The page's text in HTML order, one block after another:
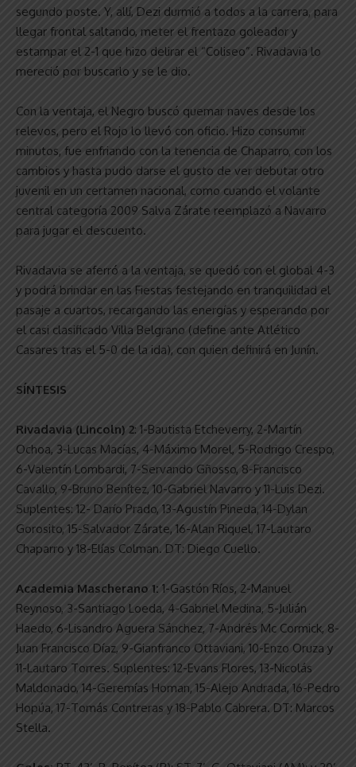
segundo poste. Y, allí, Dezi durmió a todos a la carrera, para
llegar frontal saltando, meter el frentazo goleador y
estampar el 2-1 que hizo delirar el “Coliseo”. Rivadavia lo
mereció por buscarlo y se le dio.
Con la ventaja, el Negro buscó quemar naves desde los
relevos, pero el Rojo lo llevó con oficio. Hizo consumir
minutos, fue enfriando con la tenencia de Chaparro, con los
cambios y hasta pudo darse el gusto de ver debutar otro
juvenil en un certamen nacional, como cuando el volante
central categoría 2009 Salva Zárate reemplazó a Navarro
para jugar el descuento.
Rivadavia se aferró a la ventaja, se quedó con el global 4-3
y podrá brindar en las Fiestas festejando en tranquilidad el
pasaje a cuartos, recargando las energías y esperando por
el casi clasificado Villa Belgrano (define ante Atlético
Casares tras el 5-0 de la ida), con quien definirá en Junín.
SÍNTESIS
Rivadavia (Lincoln) 2: 1-Bautista Etcheverry, 2-Martín
Ochoa, 3-Lucas Macías, 4-Máximo Morel, 5-Rodrigo Crespo,
6-Valentín Lombardi, 7-Servando Gñosso, 8-Francisco
Cavallo, 9-Bruno Benítez, 10-Gabriel Navarro y 11-Luis Dezi.
Suplentes: 12- Darío Prado, 13-Agustín Pineda, 14-Dylan
Gorosito, 15-Salvador Zárate, 16-Alan Riquel, 17-Lautaro
Chaparro y 18-Elías Colman. DT: Diego Cuello.
Academia Mascherano 1: 1-Gastón Ríos, 2-Manuel
Reynoso, 3-Santiago Loeda, 4-Gabriel Medina, 5-Julián
Haedo, 6-Lisandro Aguera Sánchez, 7-Andrés Mc Cormick, 8-
Juan Francisco Díaz, 9-Gianfranco Ottaviani, 10-Enzo Oruza y
11-Lautaro Torres. Suplentes: 12-Evans Flores, 13-Nicolás
Maldonado, 14-Geremías Homan, 15-Alejo Andrada, 16-Pedro
Hopúa, 17-Tomás Contreras y 18-Pablo Cabrera. DT: Marcos
Stella.